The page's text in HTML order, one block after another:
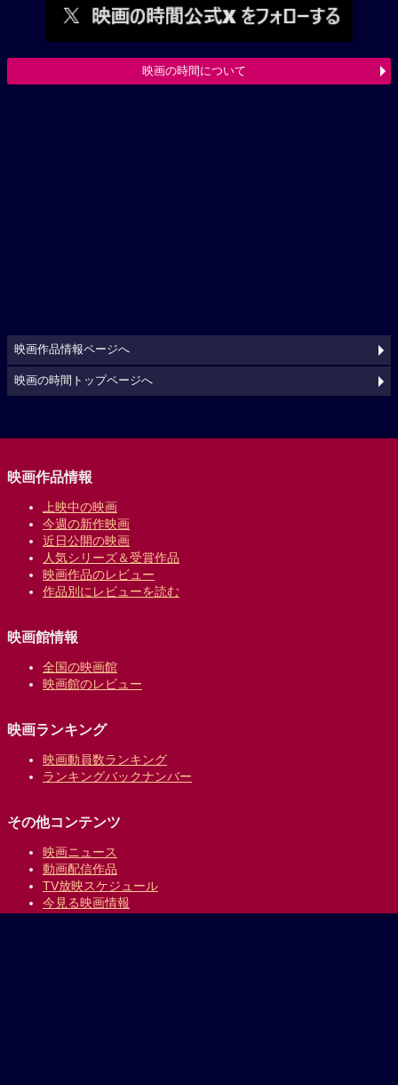
映画の時間について
映画作品情報ページへ
映画の時間トップページへ
映画作品情報
上映中の映画
今週の新作映画
近日公開の映画
人気シリーズ＆受賞作品
映画作品のレビュー
作品別にレビューを読む
映画館情報
全国の映画館
映画館のレビュー
映画ランキング
映画動員数ランキング
ランキングバックナンバー
その他コンテンツ
映画ニュース
動画配信作品
TV放映スケジュール
今見る映画情報